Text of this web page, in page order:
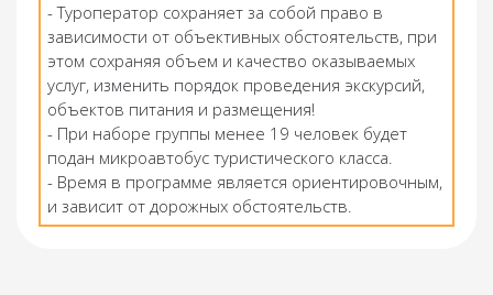
- Туроператор сохраняет за собой право в
зависимости от объективных обстоятельств, при
этом сохраняя объем и качество оказываемых
услуг, изменить порядок проведения экскурсий,
объектов питания и размещения!
- При наборе группы менее 19 человек будет
подан микроавтобус туристического класса.
- Время в программе является ориентировочным,
и зависит от дорожных обстоятельств.